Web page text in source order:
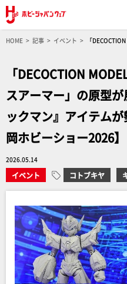
HOME 記事 イベント
「
「DECOCTION
スアーマー」の原型
ックマン』アイテム
岡ホビーショー2026】
2026.05.14
イベント コトブキヤ